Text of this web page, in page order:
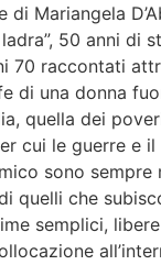
di Mariangela
50 anni di
70 raccontati
di una donna
quella dei
cui le guerre e
sono sempre
quelli che
semplici,